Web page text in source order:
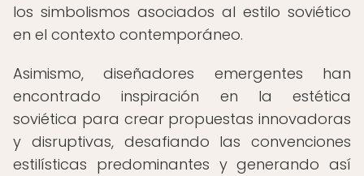
los simbolismos asociados al estilo soviético
en el contexto contemporáneo.
Asimismo, diseñadores emergentes han
encontrado inspiración en la estética
soviética para crear propuestas innovadoras
y disruptivas, desafiando las convenciones
estilísticas predominantes y generando así